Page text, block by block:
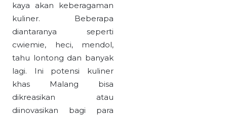
kaya akan keberagaman
kuliner. Beberapa
diantaranya seperti
cwiemie, heci, mendol,
tahu lontong dan banyak
lagi. Ini potensi kuliner
khas Malang bisa
dikreasikan atau
diinovasikan bagi para